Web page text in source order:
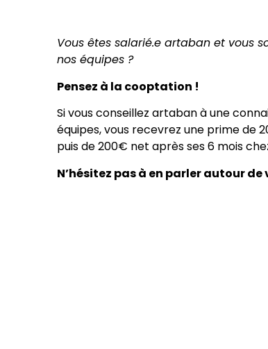
Vous êtes salarié.e artaban et vous
nos équipes ?
Pensez à la cooptation !
Si vous conseillez artaban à une
équipes, vous recevrez une prime de
puis de 200€ net après ses 6 mois
N’hésitez pas à en parler autour de